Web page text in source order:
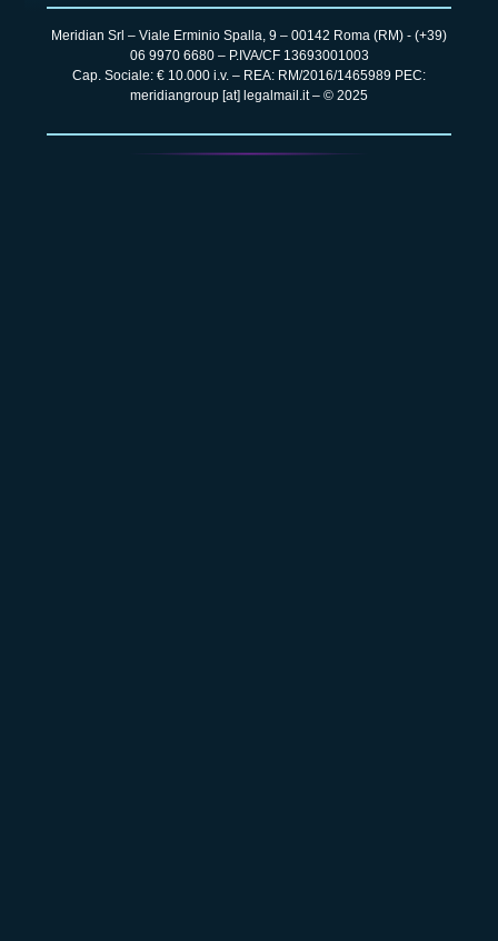
Meridian Srl – Viale Erminio Spalla, 9 – 00142 Roma (RM) - (+39)
06 9970 6680 – P.IVA/CF 13693001003
Cap. Sociale: € 10.000 i.v. – REA: RM/2016/1465989 PEC:
meridiangroup [at] legalmail.it – © 2025